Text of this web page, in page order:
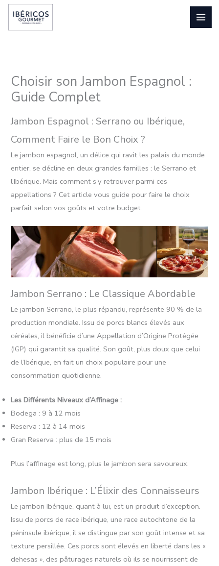
Aller
contenu
Choisir son Jambon Espagnol :
Guide Complet
Jambon Espagnol : Serrano ou Ibérique,
Comment Faire le Bon Choix ?
Le jambon espagnol, un délice qui ravit les palais du monde
entier, se décline en deux grandes familles : le Serrano et
l’Ibérique. Mais comment s’y retrouver parmi ces
appellations ? Cet article vous guide pour faire le choix
parfait selon vos goûts et votre budget.
Jambon Serrano : Le Classique Abordable
Le jambon Serrano, le plus répandu, représente 90 % de la
production mondiale. Issu de porcs blancs élevés aux
céréales, il bénéficie d’une Appellation d’Origine Protégée
(IGP) qui garantit sa qualité. Son goût, plus doux que celui
de l’Ibérique, en fait un choix populaire pour une
consommation quotidienne.
Les Différents Niveaux d’Affinage :
Bodega : 9 à 12 mois
Reserva : 12 à 14 mois
Gran Reserva : plus de 15 mois
Plus l’affinage est long, plus le jambon sera savoureux.
Jambon Ibérique : L’Élixir des Connaisseurs
Le jambon Ibérique, quant à lui, est un produit d’exception.
Issu de porcs de race ibérique, une race autochtone de la
péninsule ibérique, il se distingue par son goût intense et sa
texture persillée. Ces porcs sont élevés en liberté dans les «
dehesas », des pâturages naturels où ils se nourrissent de